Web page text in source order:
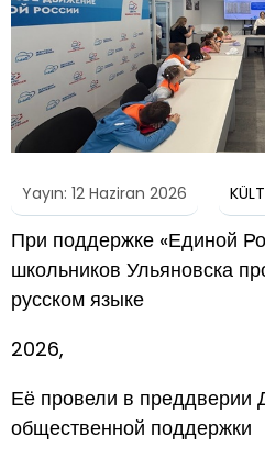
Yayın: 12 Haziran 2026
При поддержке «Единой
школьников Ульяновска
русском языке
2026,
Её провели в преддверии
общественной поддержки